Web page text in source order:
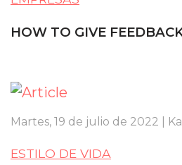
HOW TO GIVE
Martes, 19 de julio de 2022 |
ESTILO DE VIDA